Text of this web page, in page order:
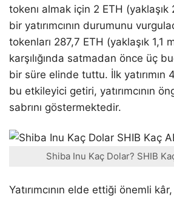
tokenı almak için 2 ETH
bir yatırımcının durumunu
tokenları 287,7 ETH (yaklaşık 1,1
karşılığında satmadan önce üç
bir süre elinde tuttu. İlk yatırımın
bu etkileyici getiri, yatırımcının
sabrını göstermektedir.
Shiba Inu Kaç Dolar? SHIB
Yatırımcının elde ettiği önemli